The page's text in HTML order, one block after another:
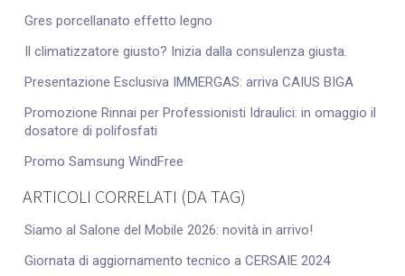
Gres porcellanato effetto legno
Il climatizzatore giusto? Inizia dalla consulenza giusta.
Presentazione Esclusiva IMMERGAS: arriva CAIUS BIGA
Promozione Rinnai per Professionisti Idraulici: in omaggio il
dosatore di polifosfati
Promo Samsung WindFree
ARTICOLI CORRELATI (DA TAG)
Siamo al Salone del Mobile 2026: novità in arrivo!
Giornata di aggiornamento tecnico a CERSAIE 2024